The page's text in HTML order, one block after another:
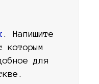
. Напишите
которым
для